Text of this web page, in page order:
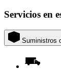
Servicios en
Suministros